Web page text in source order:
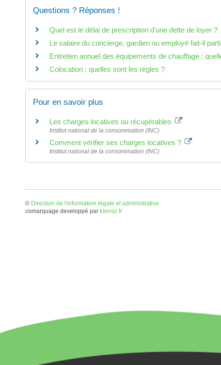
Questions ? Réponses !
Quel est le délai de prescription d'une dette de loyer ?
Le salaire du concierge, gardien ou employé fait-il
Entretien annuel des équipements de chauffage :
Colocation : quelles sont les règles ?
Pour en savoir plus
Les charges locatives ou récupérables
Institut national de la consommation (INC)
Comment vérifier ses charges locatives ?
Institut national de la consommation (INC)
© Direction de l'information légale et administrative
comarquage developpé par kienso.fr